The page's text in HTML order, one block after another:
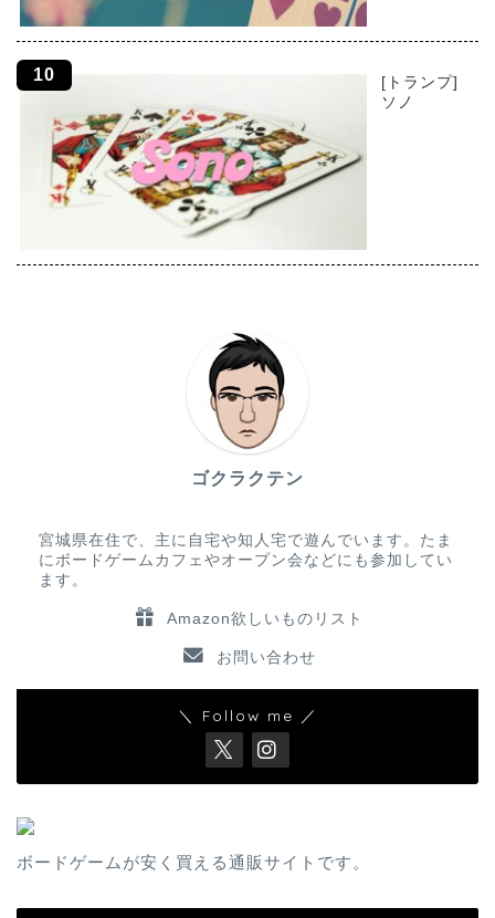
[トランプ]
ソノ
ゴクラクテン
宮城県在住で、主に自宅や知人宅で遊んでいます。たま
にボードゲームカフェやオープン会などにも参加してい
ます。
Amazon欲しいものリスト
お問い合わせ
＼ Follow me ／
ボードゲームが安く買える通販サイトです。